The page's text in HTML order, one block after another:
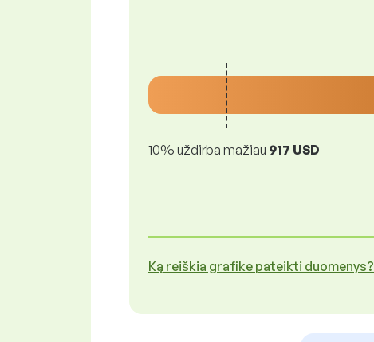
10% uždirba mažiau 917 USD
Ką reiškia grafike pateikti duomenys?